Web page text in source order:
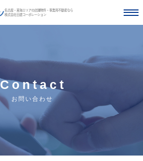
名古屋・東海エリアの店舗物件・事業用不動産なら
株式会社日建コーポレーション
Contact
お問い合わせ